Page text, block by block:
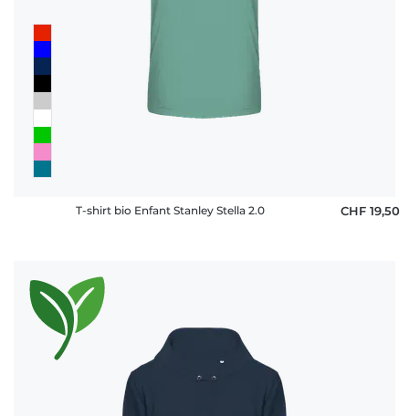
T-shirt bio Enfant Stanley Stella 2.0 CHF 19,50